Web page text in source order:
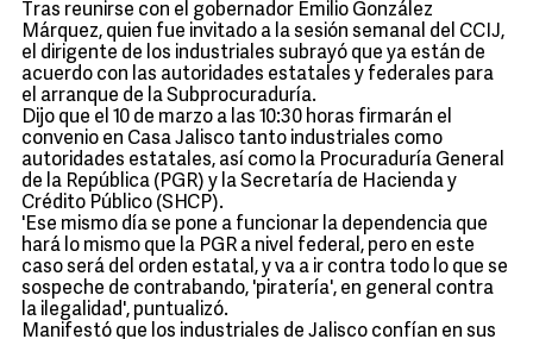
Tras reunirse con el gobernador Emilio González
Márquez, quien fue invitado a la sesión semanal del CCIJ,
el dirigente de los industriales subrayó que ya están de
acuerdo con las autoridades estatales y federales para
el arranque de la Subprocuraduría.
Dijo que el 10 de marzo a las 10:30 horas firmarán el
convenio en Casa Jalisco tanto industriales como
autoridades estatales, así como la Procuraduría General
de la República (PGR) y la Secretaría de Hacienda y
Crédito Público (SHCP).
'Ese mismo día se pone a funcionar la dependencia que
hará lo mismo que la PGR a nivel federal, pero en este
caso será del orden estatal, y va a ir contra todo lo que se
sospeche de contrabando, 'piratería', en general contra
la ilegalidad', puntualizó.
Manifestó que los industriales de Jalisco confían en sus